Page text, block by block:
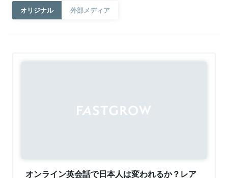
オリジナル 外部メディア
オンライン英会話で日本人は変われるか？レア